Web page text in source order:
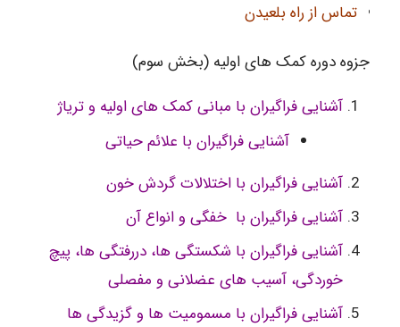
تماس از راه بلعیدن
جزوه دوره کمک های اولیه (بخش سوم)
آشنایی فراگیران با مبانی کمک های اولیه و تریاژ
آشنایی فراگیران با علائم حیاتی
آشنایی فراگیران با اختلالات گردش خون
آشنایی فراگیران با خفگی و انواع آن
آشنایی فراگیران با شکستگی ها، دررفتگی ها، پیچ
خوردگی، آسیب های عضلانی و مفصلی
آشنایی فراگیران با مسمومیت ها و گزیدگی ها